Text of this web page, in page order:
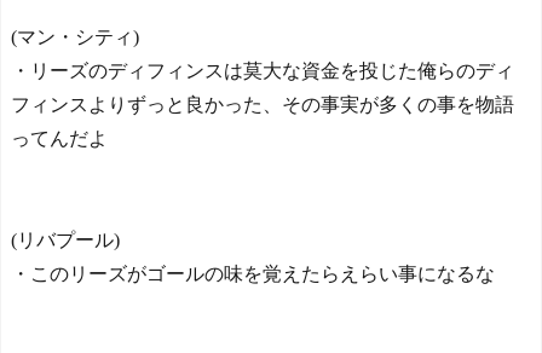
(マン・シティ)
・リーズのディフィンスは莫大な資金を投じた俺らのディ
フィンスよりずっと良かった、その事実が多くの事を物語
ってんだよ
(リバプール)
・このリーズがゴールの味を覚えたらえらい事になるな